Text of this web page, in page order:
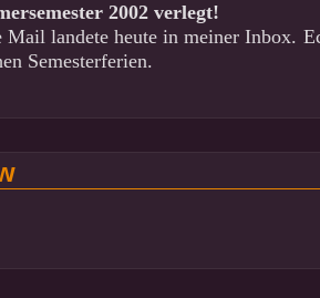
2002 verlegt!
Mail landete heute in meiner Inbox.
Semesterferien.